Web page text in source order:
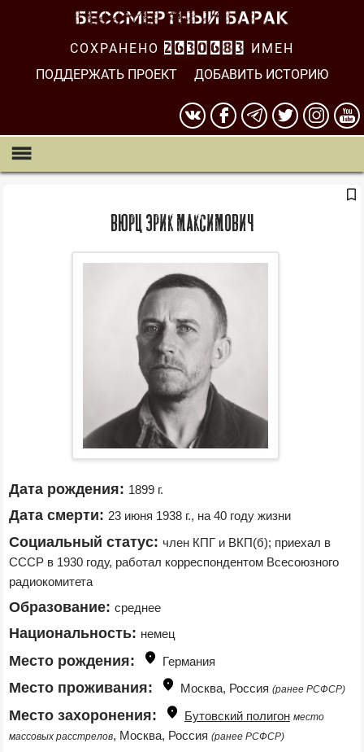
СОХРАНЕНО 2630683
ИМЕН
ПОДДЕРЖАТЬ ПРОЕКТ
ДОБАВИТЬ ИСТОРИЮ
Вюрц Эрик Максимович
Дата рождения: 1899 г.
Дата смерти: 23 июня 1938 г., на 40 году жизни
Социальный статус: член КПГ и ВКП(б); приехал в
СССР в 1930 году, работал корреспондентом Всесоюзного
радиокомитета
Образование: среднее
Национальность: немец
Место рождения: Германия
Место проживания: Москва, Россия (ранее РСФСР)
Место захоронения: Бутовский полигон место
массовых расстрелов, Москва, Россия (ранее РСФСР)